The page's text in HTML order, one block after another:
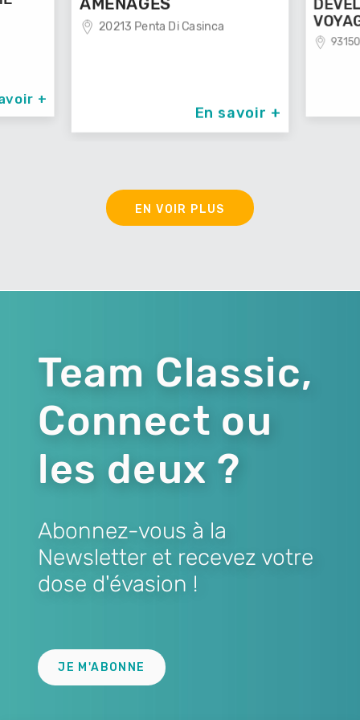
+
DEVELOP'MENT'
VOYAGES
En savoir +
EN VOIR PLUS
Team Classic,
Connect ou
les deux ?
Abonnez-vous à la
Newsletter et recevez votre
dose d'évasion !
JE M'ABONNE